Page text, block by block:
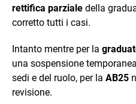
rettifica parziale della
corretto tutti i casi.
Intanto mentre per la
una sospensione
sedi e del ruolo, per la AB25
revisione.